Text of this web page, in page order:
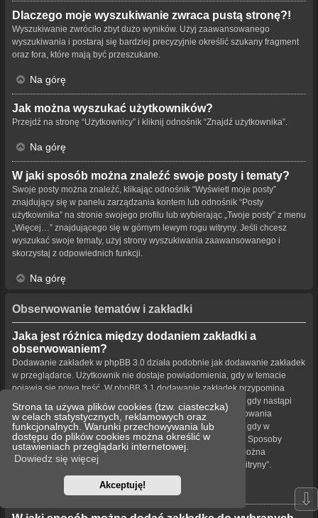
Strona ta używa plików cookies (tzw. ciasteczka)
w celach statystycznych, reklamowych oraz
funkcjonalnych. Warunki przechowywania lub
dostępu do plików cookies można określić w
ustawieniach przeglądarki internetowej.
Dowiedz się więcej
Akceptuję!
Dlaczego moje wyszukiwanie zwraca pustą stronę?!
Wyszukiwanie zwróciło zbyt dużo wyników. Użyj zaawansowanego
wyszukiwania i postaraj się bardziej precyzyjnie określić szukany fragment
oraz fora, które mają być przeszukane.
Na górę
Jak można wyszukać użytkowników?
Przejdź na stronę “Użytkownicy” i kliknij odnośnik “Znajdź użytkownika”.
Na górę
W jaki sposób można znaleźć swoje posty i tematy?
Swoje posty można znaleźć, klikając odnośnik “Wyświetl moje posty”
znajdujący się w panelu zarządzania kontem lub odnośnik “Posty
użytkownika” na stronie swojego profilu lub wybierając „Twoje posty” z menu
„Więcej…” znajdującego się w górnym lewym rogu witryny. Jeśli chcesz
wyszukać swoje tematy, użyj strony wyszukiwania zaawansowanego i
skorzystaj z odpowiednich funkcji.
Na górę
Obserwowanie tematów i zakładki
Jaka jest różnica między dodaniem zakładki a
obserwowaniem?
Dodawanie zakładek w phpBB 3.0 działa podobnie jak dodawanie zakładek
w przeglądarce. Użytkownik nie dostaje powiadomienia, gdy w temacie
pojawia się nowa treść. W phpBB 3.1 dodawanie zakładek przypomina
obserwowanie tematu. Użytkownik może być powiadamiany, gdy nastąpi
aktualizacja tematu oznaczonego zakładką. Funkcja obserwowania
powiadamia użytkownika – w wybrany przez niego sposób – gdy w
obserwowanym temacie bądź forum pojawiła się nowa treść. Sposoby
powiadamiania dla zakładek i obserwowanych elementów można
konfigurować w panelu użytkownika na karcie „Ustawienia witryny”.
⇩